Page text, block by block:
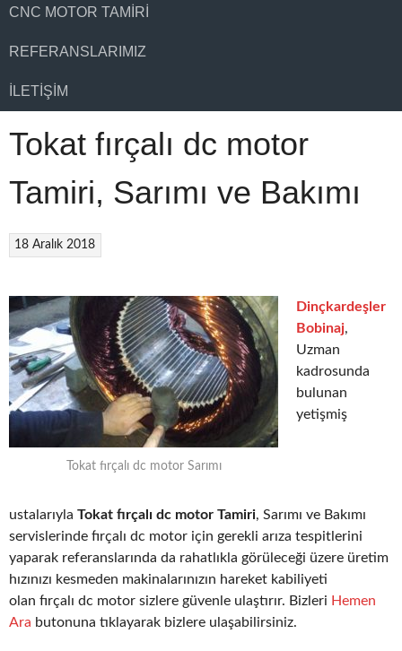
CNC MOTOR TAMIRI
REFERANSLARIMIZ
İLETIŞIM
Tokat fırçalı dc motor
Tamiri, Sarımı ve Bakımı
18 Aralık 2018
Tokat fırçalı dc motor Sarımı
Dinçkardeşler
Bobinaj,
Uzman
kadrosunda
bulunan
yetişmiş
ustalarıyla Tokat fırçalı dc motor Tamiri, Sarımı ve Bakımı
servislerinde fırçalı dc motor için gerekli arıza tespitlerini
yaparak referanslarında da rahatlıkla görüleceği üzere üretim
hızınızı kesmeden makinalarınızın hareket kabiliyeti
olan fırçalı dc motor sizlere güvenle ulaştırır. Bizleri Hemen
Ara butonuna tıklayarak bizlere ulaşabilirsiniz.